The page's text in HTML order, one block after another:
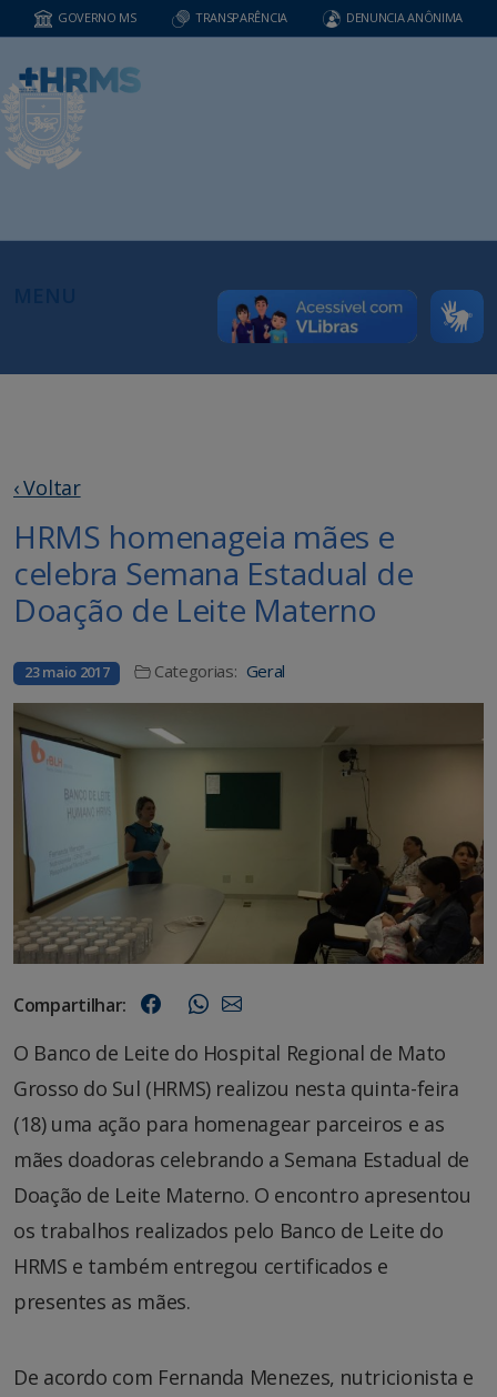
GOVERNO MS TRANSPARÊNCIA DENUNCIA ANÔNIMA
‹ Voltar
HRMS homenageia mães e
celebra Semana Estadual de
Doação de Leite Materno
23 maio 2017 Categorias: Geral
Compartilhar:
O Banco de Leite do Hospital Regional de Mato
Grosso do Sul (HRMS) realizou nesta quinta-feira
(18) uma ação para homenagear parceiros e as
mães doadoras celebrando a Semana Estadual de
Doação de Leite Materno. O encontro apresentou
os trabalhos realizados pelo Banco de Leite do
HRMS e também entregou certificados e
presentes as mães.
De acordo com Fernanda Menezes, nutricionista e